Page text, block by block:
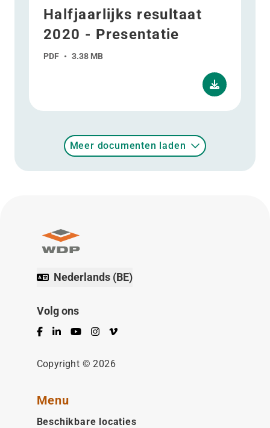
Halfjaarlijks resultaat
2020 - Presentatie
PDF • 3.38 MB
Meer documenten laden
Nederlands (BE)
Volg ons
Facebook
LinkedInYouTubeInstagram
Vimeo
Copyright © 2026
Menu
Beschikbare locaties